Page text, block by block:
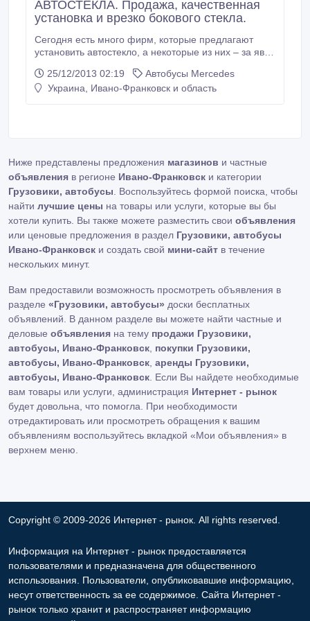
АВТОСТЁКЛА. Продажа, качественная
установка и врезко бокового стекла.
Сегодня есть много фирм, которые предлагают
установить автостекло, а некоторые из них – за явно
(вероятно) дешевы материалы, результат -
вылетевшее стекло. Некачественная установка
25/12/2013 02:19
Автобусы Mercedes
Украина, Ивано-Франковск и область
Ниже представлены предложения магазинов и частные
объявления в регионе Ивано-Франковск и категории
Грузовики, автобусы . Воспользуйтесь формой поиска, чтобы
найти лучшие цены на товары или услуги, которые вы бы
хотели купить. Вы также можете разместить свои объявления
или ценовые предложения в раздел Грузовики, автобусы
Ивано-Франковск и создать свой мини-сайт в течение
нескольких минут.
Вам предоставили возможность просмотреть объявления в
разделе «Грузовики, автобусы» доски бесплатных
объявлений. В данном разделе вы можете найти частные и
деловые объявления на тему продажи Грузовики,
автобусы, Ивано-Франковск покупки Грузовики,
автобусы, Ивано-Франковск аренды Грузовики,
автобусы, Ивано-Франковск . Если Вы найдете необходимые
вам товары или услуги, администрация Интернет - рынок
будет довольна, что помогла. При необходимости
отредактировать или просмотреть обращения к вашим
объявлениям воспользуйтесь вкладкой «Мои объявления» в
верхнем меню.
Copyright © 2009-2026 Интернет - рынок. All rights reserved.
Информация на Интернет - рынок предоставляется
пользователями и предназначена для общественного
использования. Пользователи, опубликовавшие информацию,
несут ответственность за ее содержимое. Сайта Интернет -
рынок только хранит и распространяет информацию